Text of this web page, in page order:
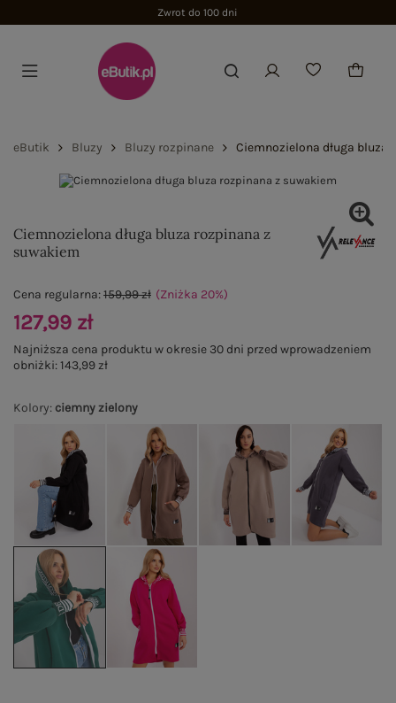
Zwrot do 100 dni
eButik Bluzy Bluzy rozpinane Ciemnozielona długa bluza
Ciemnozielona długa bluza rozpinana z
suwakiem
Kolory: ciemny zielony
Cena regularna:159,99 zł (Zniżka 20%)
127,99 zł
Najniższa cena produktu w okresie 30 dni przed wprowadzeniem
obniżki:143,99 zł